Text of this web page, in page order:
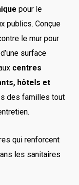
pour le
publics. Conçue
le mur pour
surface
centres
hôtels et
des familles tout
qui renforcent
les sanitaires